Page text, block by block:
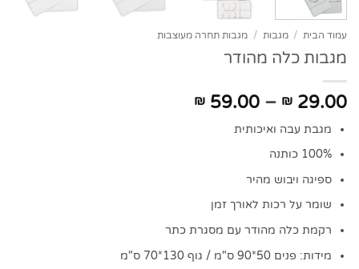
עמוד הבית / מגבות / מגבות תחרה מעוצבות
מגבות כלה מהודר
₪ 29.00
–
₪ 59.00
מגבת עבה ואיכותית
100% כותנה
ספיגה ויבוש מהיר
שומר על רכות לאורך זמן
רקמת כלה מהודר עם מסגרת כתר
מידות: פנים 50*90 ס"מ / גוף 130*70 ס"מ